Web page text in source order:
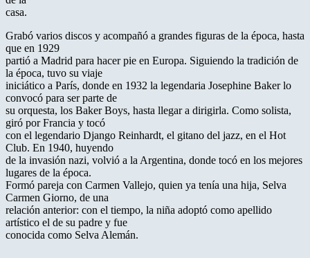
casa.
Grabó varios discos y acompañó a grandes figuras de la época, hasta
que en 1929
partió a Madrid para hacer pie en Europa. Siguiendo la tradición de
la época, tuvo su viaje
iniciático a París, donde en 1932 la legendaria Josephine Baker lo
convocó para ser parte de
su orquesta, los Baker Boys, hasta llegar a dirigirla. Como solista,
giró por Francia y tocó
con el legendario Django Reinhardt, el gitano del jazz, en el Hot
Club. En 1940, huyendo
de la invasión nazi, volvió a la Argentina, donde tocó en los mejores
lugares de la época.
Formó pareja con Carmen Vallejo, quien ya tenía una hija, Selva
Carmen Giorno, de una
relación anterior: con el tiempo, la niña adoptó como apellido
artístico el de su padre y fue
conocida como Selva Alemán.